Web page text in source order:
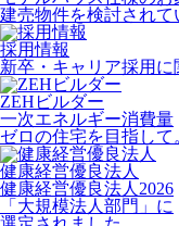
建売物件を検討されて
採用情報
新卒・キャリア採用に
ZEHビルダー
一次エネルギー消費量
ゼロの住宅を目指して
健康経営優良法人
健康経営優良法人2026
「大規模法人部門」に